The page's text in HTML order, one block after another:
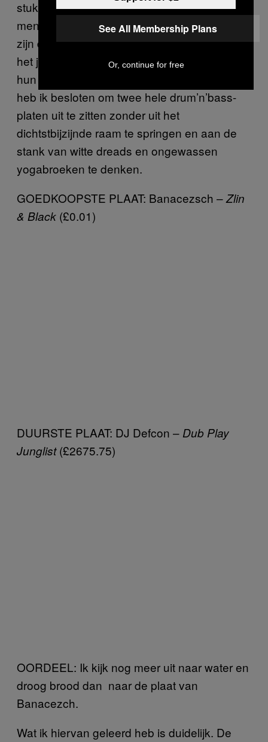
stuk en laten ze een reactie achter. Andere
mensen die iets achterlaten, lijken jongens te
zijn die erg van drum’n’bass houden en die
het jammer vinden dat ik niet genoeg over
hun geliefde genre schrijf. Om ze te sussen
heb ik besloten om twee hele drum’n’bass-
platen uit te zitten zonder uit het
dichtstbijzijnde raam te springen en aan de
stank van witte dreads en ongewassen
yogabroeken te denken.
GOEDKOOPSTE PLAAT: Banacezsch –Zlin
& Black (£0.01)
DUURSTE PLAAT: DJ Defcon – Dub Play
Junglist(£2675.75)
OORDEEL: Ik kijk nog meer uit naar water en
droog brood dan naar de plaat van
Banacezch.
Wat ik hiervan geleerd heb is duidelijk. De
See All Membership Plans
Or, continue for free